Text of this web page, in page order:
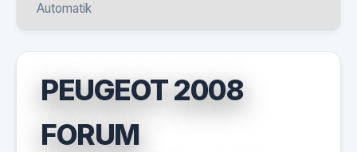
Automatik
PEUGEOT 2008
FORUM